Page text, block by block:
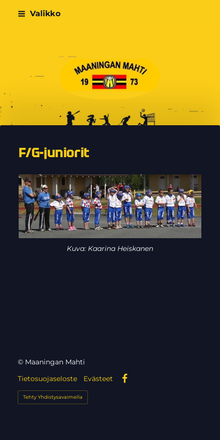
Siirry
Valikko
Maaningan Mahti
F/G-juniorit
Kuva: Kaarina Heiskanen
© Maaningan Mahti
Tietosuojaseloste
Evästeet
Tehty Yhdistysavaimella